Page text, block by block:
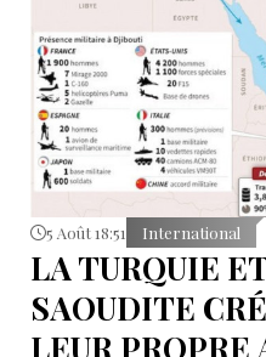
5 Août 18:51 International
LA TURQUIE
SAOUDITE
LEUR